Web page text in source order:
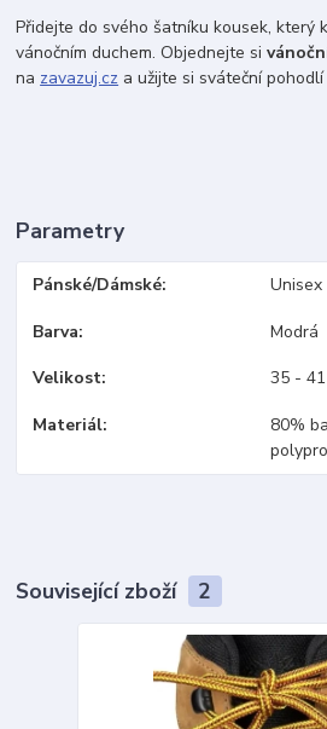
Přidejte do svého šatníku kousek, který
vánočním duchem. Objednejte si
na zavazuj.cz a užijte si sváteční pohodlí
Parametry
Pánské/Dámské Unisex
Barva Modrá
Velikost 35 - 41
Materiál
80%
Související zboží 2